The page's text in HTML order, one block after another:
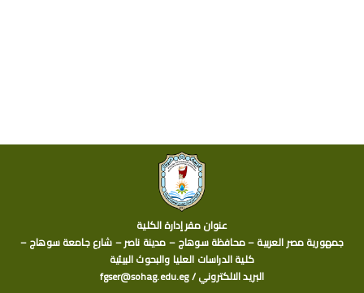
عنوان مقر إدارة الكلية
جمهورية مصر العربية – محافظة سوهاج – مدينة ناصر – شارع جامعة سوهاج –
كلية الدراسات العليا والبحوث البيئية
البريد الالكتروني / fgser@sohag.edu.eg